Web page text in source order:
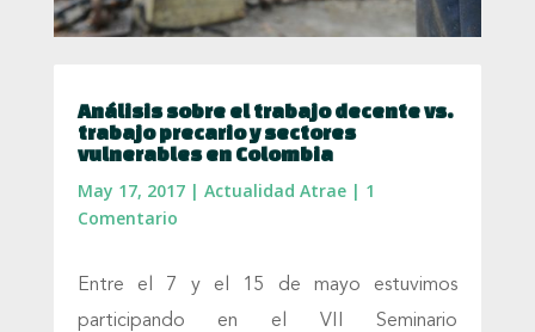
Análisis sobre el trabajo decente vs.
trabajo precario y sectores
vulnerables en Colombia
May 17, 2017| Actualidad Atrae| 1
Comentario
Entre el 7 y el 15 de mayo estuvimos
participando en el VII Seminario